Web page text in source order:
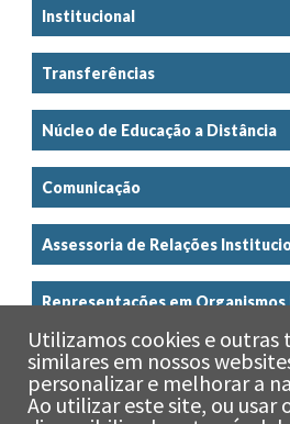
Institucional
Transferências
Núcleo de Educação a Distância
Comunicação
Assessoria de Relações
Representações em
Informações de serviço
Utilizamos cookies e outras
similares em nossos
personalizar e melhorar a
Ao utilizar este site, ou usar